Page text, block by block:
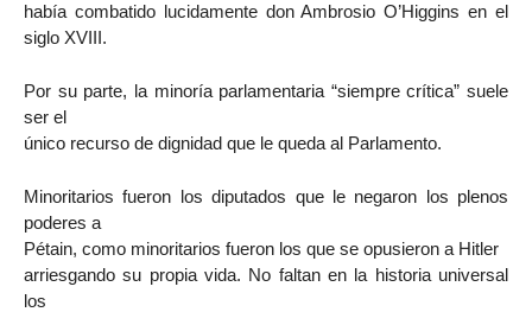
había combatido lucidamente don Ambrosio O’Higgins en el
siglo XVIII.
Por su parte, la minoría parlamentaria “siempre crítica” suele
ser el
único recurso de dignidad que le queda al Parlamento.
Minoritarios fueron los diputados que le negaron los plenos
poderes a
Pétain, como minoritarios fueron los que se opusieron a Hitler
arriesgando su propia vida. No faltan en la historia universal
los